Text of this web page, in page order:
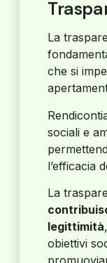
La
che si
sociali e
l’efficacia
La
legittimità
obiettivi